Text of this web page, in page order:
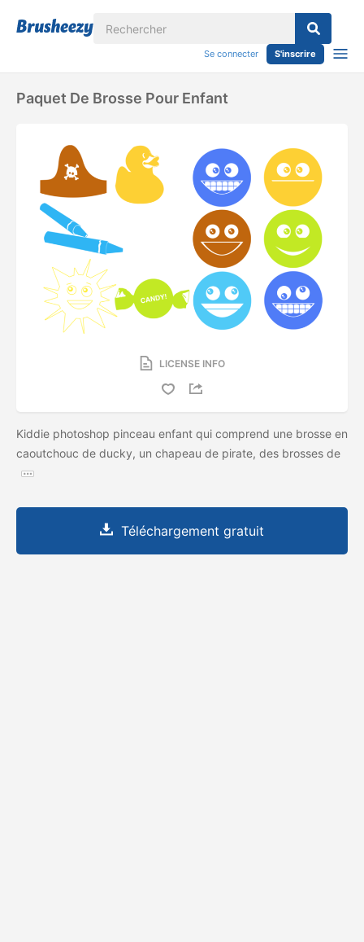
Se connecter S'inscrire
Paquet De Brosse Pour Enfant
LICENSE INFO
Kiddie photoshop pinceau enfant qui comprend une brosse en
caoutchouc de ducky, un chapeau de pirate, des brosses de
Téléchargement gratuit